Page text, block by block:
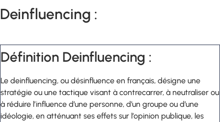
Deinfluencing :
Définition Deinfluencing :
Le deinfluencing, ou désinfluence en français, désigne une
stratégie ou une tactique visant à contrecarrer, à neutraliser ou
à réduire l’influence d’une personne, d’un groupe ou d’une
idéologie, en atténuant ses effets sur l’opinion publique, les